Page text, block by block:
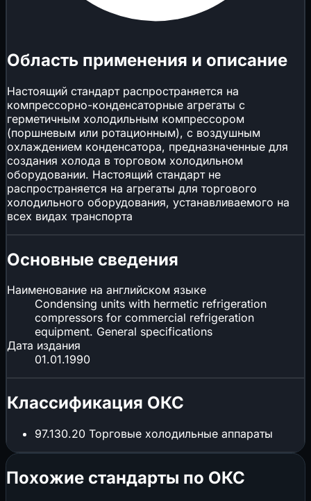
Область применения и описание
Настоящий стандарт распространяется на
компрессорно-конденсаторные агрегаты с
герметичным холодильным компрессором
(поршневым или ротационным), с воздушным
охлаждением конденсатора, предназначенные для
создания холода в торговом холодильном
оборудовании. Настоящий стандарт не
распространяется на агрегаты для торгового
холодильного оборудования, устанавливаемого на
всех видах транспорта
Основные сведения
Наименование на английском языке
Condensing units with hermetic refrigeration
compressors for commercial refrigeration
equipment. General specifications
Дата издания
01.01.1990
Классификация ОКС
97.130.20 Торговые холодильные аппараты
Похожие стандарты по ОКС